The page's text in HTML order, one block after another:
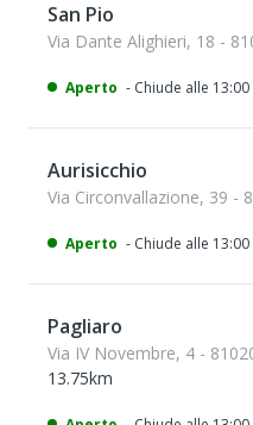
San Pio
Via Dante Alighieri, 18 -
Aperto - Chiude alle 13:00
Aurisicchio
Via Circonvallazione, 39 -
Aperto - Chiude alle 13:00
Pagliaro
Via IV Novembre, 4 -
13.75km